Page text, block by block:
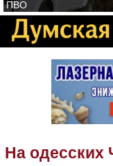
ПВО
На одесских